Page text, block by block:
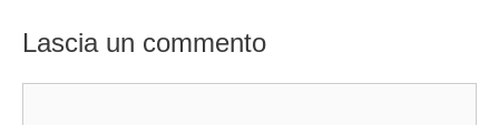
Lascia un commento